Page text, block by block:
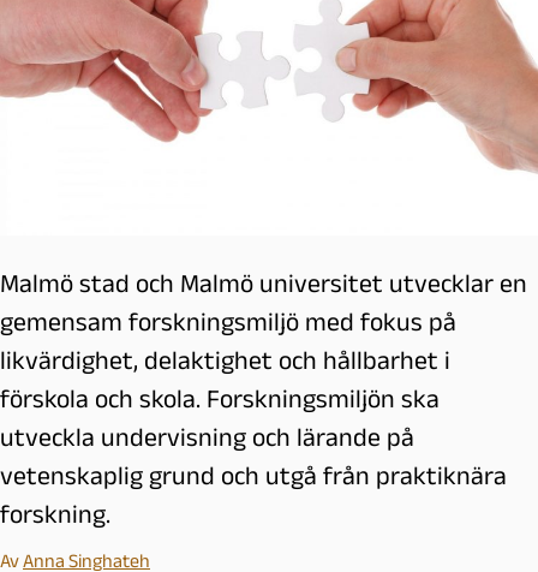
Malmö stad och Malmö universitet utvecklar en
gemensam forskningsmiljö med fokus på
likvärdighet, delaktighet och hållbarhet i
förskola och skola. Forskningsmiljön ska
utveckla undervisning och lärande på
vetenskaplig grund och utgå från praktiknära
forskning.
AvAnna Singhateh